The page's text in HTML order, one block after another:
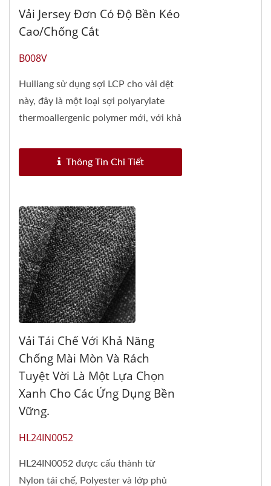
Vải Jersey Đơn Có Độ Bền Kéo
Cao/chống Cắt
B008V
Huiliang sử dụng sợi LCP cho vải dệt
này, đây là một loại sợi polyarylate
thermoallergenic polymer mới, với khả
Thông Tin Chi Tiết
Vải Tái Chế Với Khả Năng
Chống Mài Mòn Và Rách
Tuyệt Vời Là Một Lựa Chọn
Xanh Cho Các Ứng Dụng Bền
Vững.
HL24IN0052
HL24IN0052 được cấu thành từ
Nylon tái chế, Polyester và lớp phủ